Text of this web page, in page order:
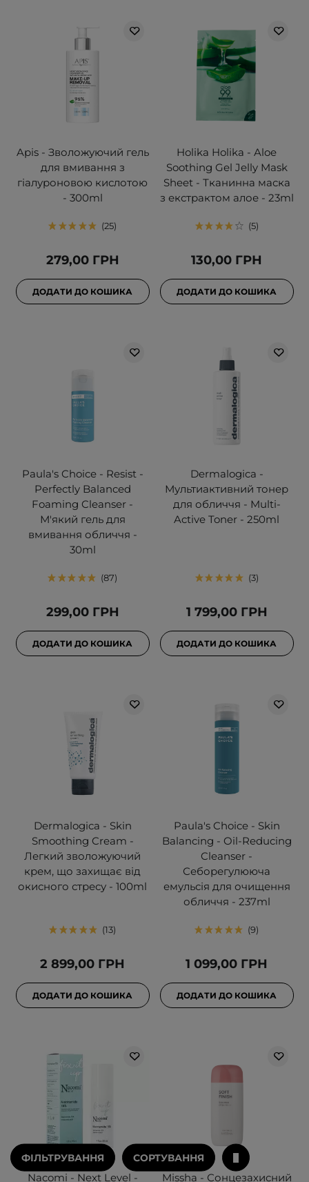
Apis - Зволожуючий гель
для вмивання з
гіалуроновою кислотою
- 300ml
25
279,00 ГРН
ДОДАТИ ДО КОШИКА
Holika Holika - Aloe
Soothing Gel Jelly Mask
Sheet - Тканинна маска
з екстрактом алое - 23ml
5
130,00 ГРН
ДОДАТИ ДО КОШИКА
Paula's Choice - Resist -
Perfectly Balanced
Foaming Cleanser -
М'який гель для
вмивання обличчя -
30ml
87
299,00 ГРН
ДОДАТИ ДО КОШИКА
Dermalogica -
Мультиактивний тонер
для обличчя - Multi-
Active Toner - 250ml
3
1 799,00 ГРН
ДОДАТИ ДО КОШИКА
Dermalogica - Skin
Smoothing Cream -
Легкий зволожуючий
крем, що захищає від
окисного стресу - 100ml
13
2 899,00 ГРН
ДОДАТИ ДО КОШИКА
Paula's Choice - Skin
Balancing - Oil-Reducing
Cleanser -
Себорегулююча
емульсія для очищення
обличчя - 237ml
9
1 099,00 ГРН
ДОДАТИ ДО КОШИКА
Nacomi - Next Level - Missha - Сонцезахисний
ФІЛЬТРУВАННЯ СОРТУВАННЯ